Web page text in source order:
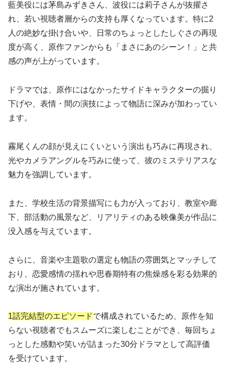
藍美役には茅島みずきさん、波役には莉子さんが抜擢さ
れ、若い視聴者層からの支持も厚くなっています。特に2
人の絶妙な掛け合いや、日常のちょっとしたしぐさの再現
度が高く、原作ファンからも「まさにあのシーン！」と共
感の声が上がっています。
ドラマでは、原作にはなかったサイドキャラクターの掘り
下げや、表情・間の演技によって物語に深みが加わってい
ます。
霧尾くんの顔が見えにくいという演出も巧みに再現され、
光やカメラアングルを巧みに使って、彼のミステリアスな
魅力を強調しています。
また、学校生活の背景描写にも力が入っており、教室や廊
下、部活動の風景など、リアリティのある映像美が作品に
没入感を与えています。
さらに、音楽や主題歌の選定も物語の雰囲気とマッチして
おり、恋愛感情の揺れや思春期特有の焦燥感を彩る効果的
な演出が施されています。
1話完結型のエピソードで構成されているため、原作を知
らない視聴者でもスムーズに楽しむことができ、毎回ちょ
っとした感動や笑いが詰まった30分ドラマとして高評価
を受けています。